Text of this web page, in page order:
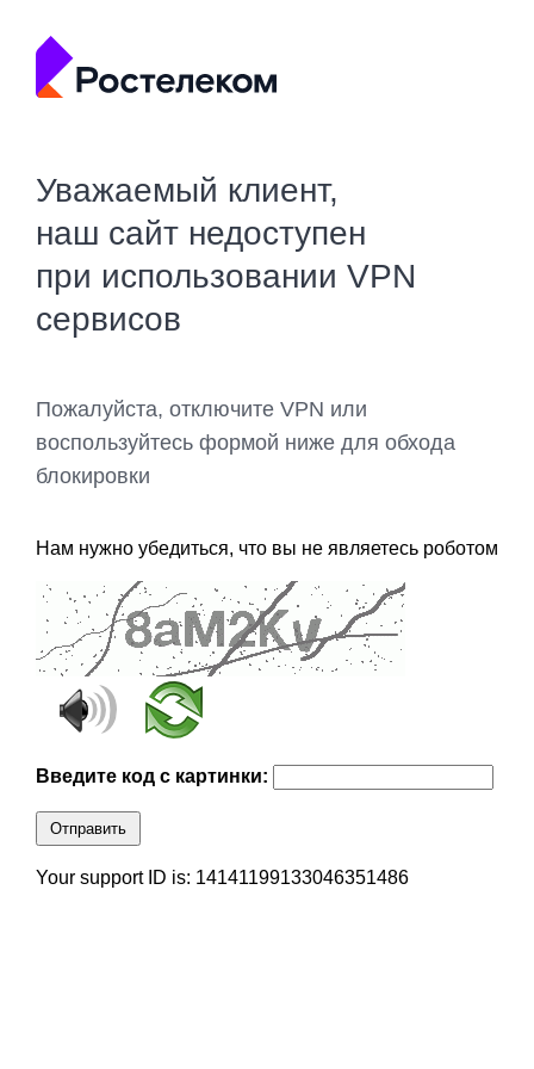
Уважаемый клиент,
наш сайт недоступен
при использовании VPN
сервисов
Пожалуйста, отключите VPN или
воспользуйтесь формой ниже для обхода
блокировки
Нам нужно убедиться, что вы не являетесь роботом
Введите код с картинки:
Отправить
Your support ID is: 14141199133046351486